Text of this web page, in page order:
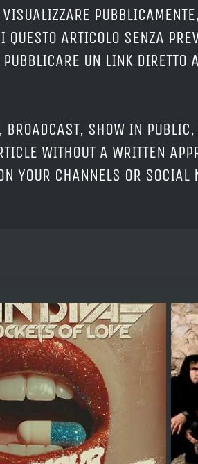
ARTICOLO SENZA
UN LINK DIRETTO
SHOW IN
WITHOUT A WRITTEN
YOUR CHANNELS OR SOCIAL